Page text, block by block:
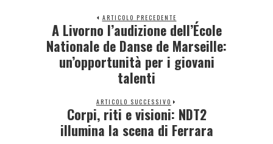
ARTICOLO PRECEDENTE
A Livorno l’audizione dell’École
Nationale de Danse de Marseille:
un’opportunità per i giovani
talenti
ARTICOLO SUCCESSIVO
Corpi, riti e visioni: NDT2
illumina la scena di Ferrara